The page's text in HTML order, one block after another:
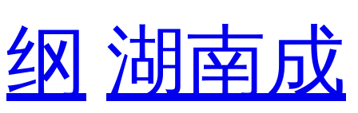
纲 湖南成